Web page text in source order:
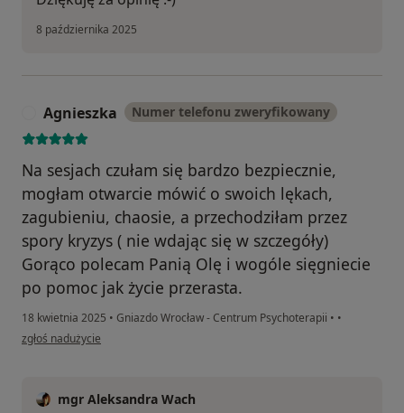
8 października 2025
Agnieszka Numer telefonu zweryfikowany
Na sesjach czułam się bardzo bezpiecznie,
mogłam otwarcie mówić o swoich lękach,
zagubieniu, chaosie, a przechodziłam przez
spory kryzys ( nie wdając się w szczegóły)
Gorąco polecam Panią Olę i wogóle sięgniecie
po pomoc jak życie przerasta.
18 kwietnia 2025 • Gniazdo Wrocław - Centrum Psychoterapii • •
w opinii użytkownika Agnieszka
zgłoś nadużycie
mgr Aleksandra Wach